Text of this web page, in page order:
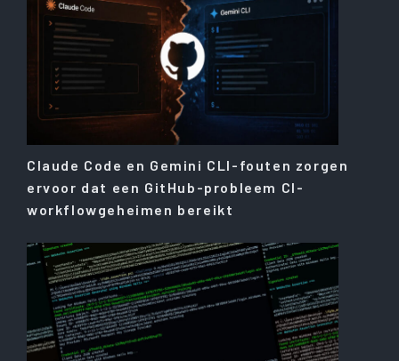
Claude Code en Gemini CLI-fouten zorgen
ervoor dat een GitHub-probleem CI-
workflowgeheimen bereikt